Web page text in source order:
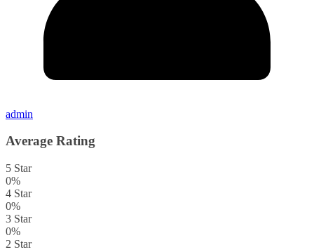
admin
Average Rating
5 Star
0%
4 Star
0%
3 Star
0%
2 Star